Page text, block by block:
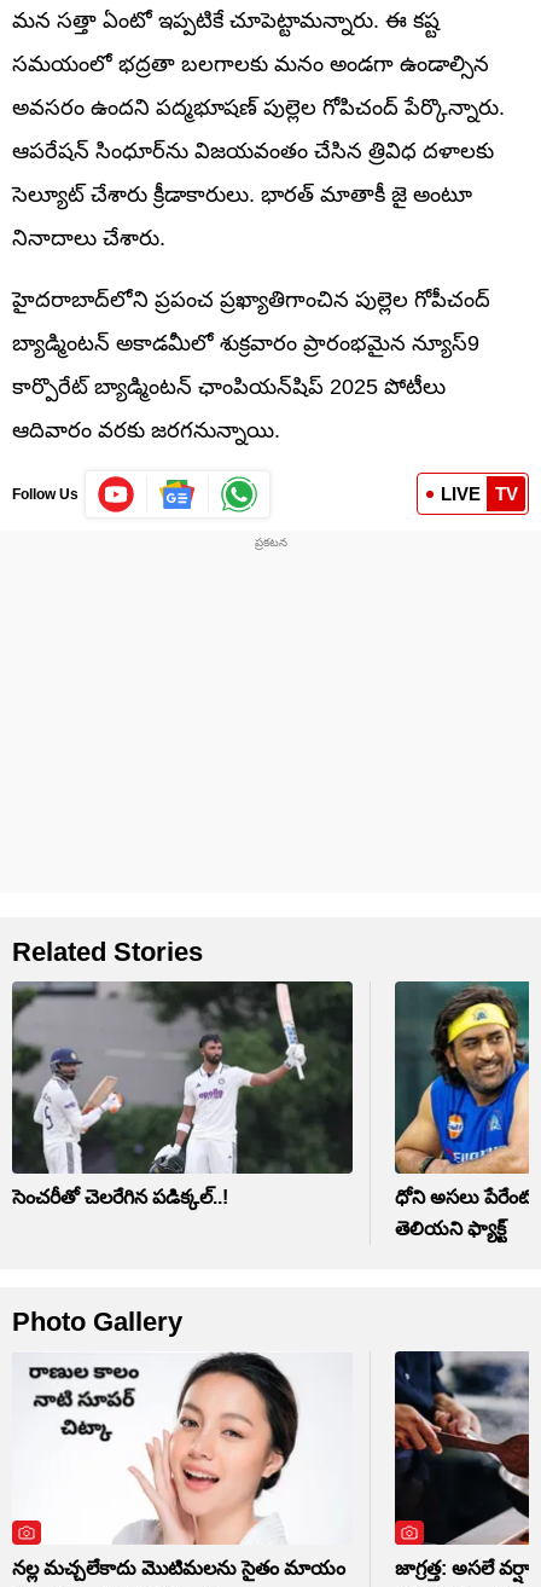
మన సత్తా ఏంటో ఇప్పటికే చూపెట్టామన్నారు. ఈ కష్ట
సమయంలో భద్రతా బలగాలకు మనం అండగా ఉండాల్సిన
అవసరం ఉందని పద్మభూషణ్‌ పుల్లెల గోపిచంద్‌ పేర్కొన్నారు.
ఆపరేషన్‌ సింధూర్‌ను విజయవంతం చేసిన త్రివిధ దళాలకు
సెల్యూట్‌ చేశారు క్రీడాకారులు. భారత్‌ మాతాకీ జై అంటూ
నినాదాలు చేశారు.
హైదరాబాద్‌లోని ప్రపంచ ప్రఖ్యాతిగాంచిన పుల్లెల గోపీచంద్
బ్యాడ్మింటన్ అకాడమీలో శుక్రవారం ప్రారంభమైన న్యూస్9
కార్పొరేట్ బ్యాడ్మింటన్ ఛాంపియన్‌షిప్ 2025 పోటీలు
ఆదివారం వరకు జరగనున్నాయి.
Follow Us LIVE TV
Related Stories
సెంచరీతో చెలరేగిన పడిక్కల్..!
ధోని అసలు పేరేంటో
తెలియని ఫ్యాక్ట్
Photo Gallery
నల్ల మచ్చలేకాదు మొటిమలను సైతం మాయం
జాగ్రత్త: అసలే